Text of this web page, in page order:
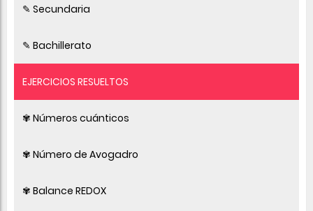
✎ Secundaria
✎ Bachillerato
EJERCICIOS RESUELTOS
✾ Números cuánticos
✾ Número de Avogadro
✾ Balance REDOX